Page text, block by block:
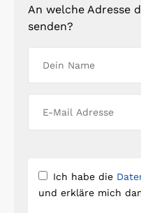
An welche Adresse
senden?
Ich habe die
und erkläre mich